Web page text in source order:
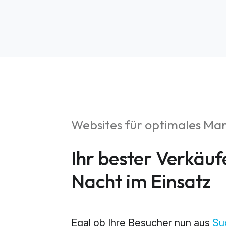
Web
Websites für optimales
Ihr bester
Nacht im Einsatz
Egal ob Ihre Besucher nun aus